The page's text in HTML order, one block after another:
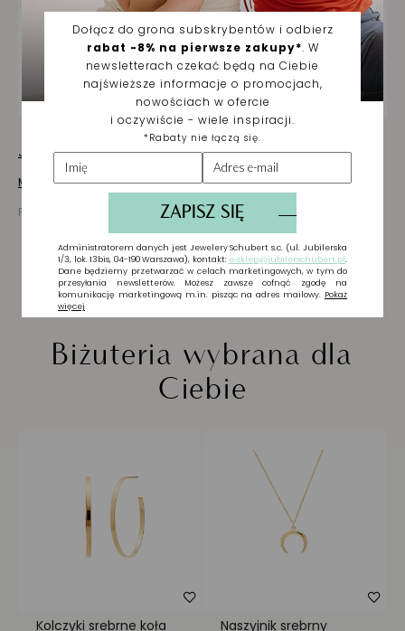
DOSTAWA ORAZ ZWROTY
ZAKUPY NA RATY
Jak dbać o biżuterię
Masz pytania? Zapytaj!
Prezentowana cena jest ceną brutto
Biżuteria wybrana dla
Ciebie